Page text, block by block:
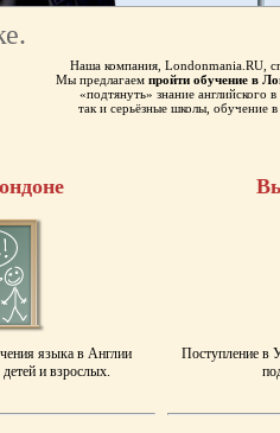
Наша компания, Londonmania.RU,
Мы предлагаем пройти обучение в
«подтянуть» знание английского
так и серьёзные школы, обучение
языка в Англии
и взрослых.
Поступление в